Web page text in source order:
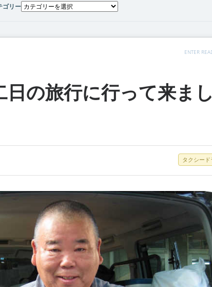
ゴリー
ENTER
の旅行に行って来まし
タクシード